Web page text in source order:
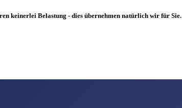
keinerlei Belastung - dies übernehmen natürlich wir für Sie.